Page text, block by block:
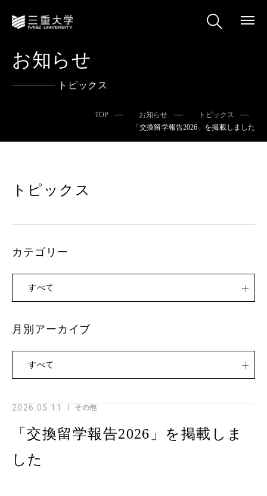
お知らせ
トピックス
TOP お知らせ
トピックス
「交換留学報告2026」を掲載しました
2026.05.11 その他
「交換留学報告2026」を掲載しま
した
トピックス
カテゴリー
すべて
月別アーカイブ
すべて